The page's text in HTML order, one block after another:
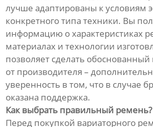
лучше адаптированы к условиям
конкретного типа техники. Вы
информацию о характеристиках
материалах и технологии
позволяет сделать
от производителя –
уверенность в том, что в случае
оказана поддержка.
Как выбрать правильный ремень?
Перед покупкой вариаторного